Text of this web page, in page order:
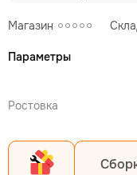
Магазин
Параметры
Ростовка